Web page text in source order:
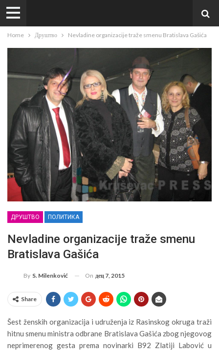
Home Друштво Nevladine organizacije traže smenu Bratislava Gašića
ДРУШТВО ПОЛИТИКА
Nevladine organizacije traže smenu
Bratislava Gašića
By S. Milenković On дец 7, 2015
Share
Šest ženskih organizacija i udruženja iz Rasinskog okruga traži
hitnu smenu ministra odbrane Bratislava Gašića zbog njegovog
neprimerenog gesta prema novinarki B92 Zlatiji Labović u